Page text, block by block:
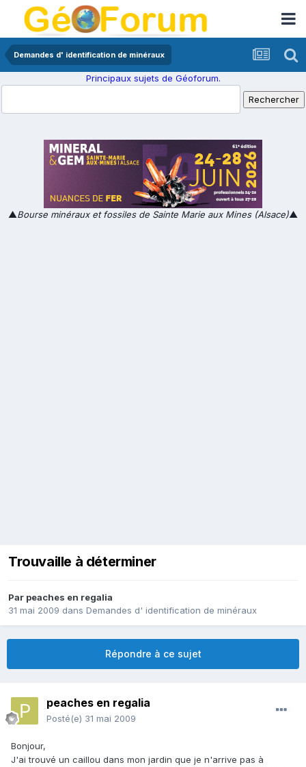
Demandes d' identification de minéraux
Principaux sujets de Géoforum.
▲Bourse minéraux et fossiles de Sainte Marie aux Mines (Alsace)▲
Trouvaille à déterminer
Par peaches en regalia
31 mai 2009 dans Demandes d' identification de minéraux
Répondre à ce sujet
peaches en regalia
Posté(e) 31 mai 2009
Bonjour,
J'ai trouvé un caillou dans mon jardin que je n'arrive pas à